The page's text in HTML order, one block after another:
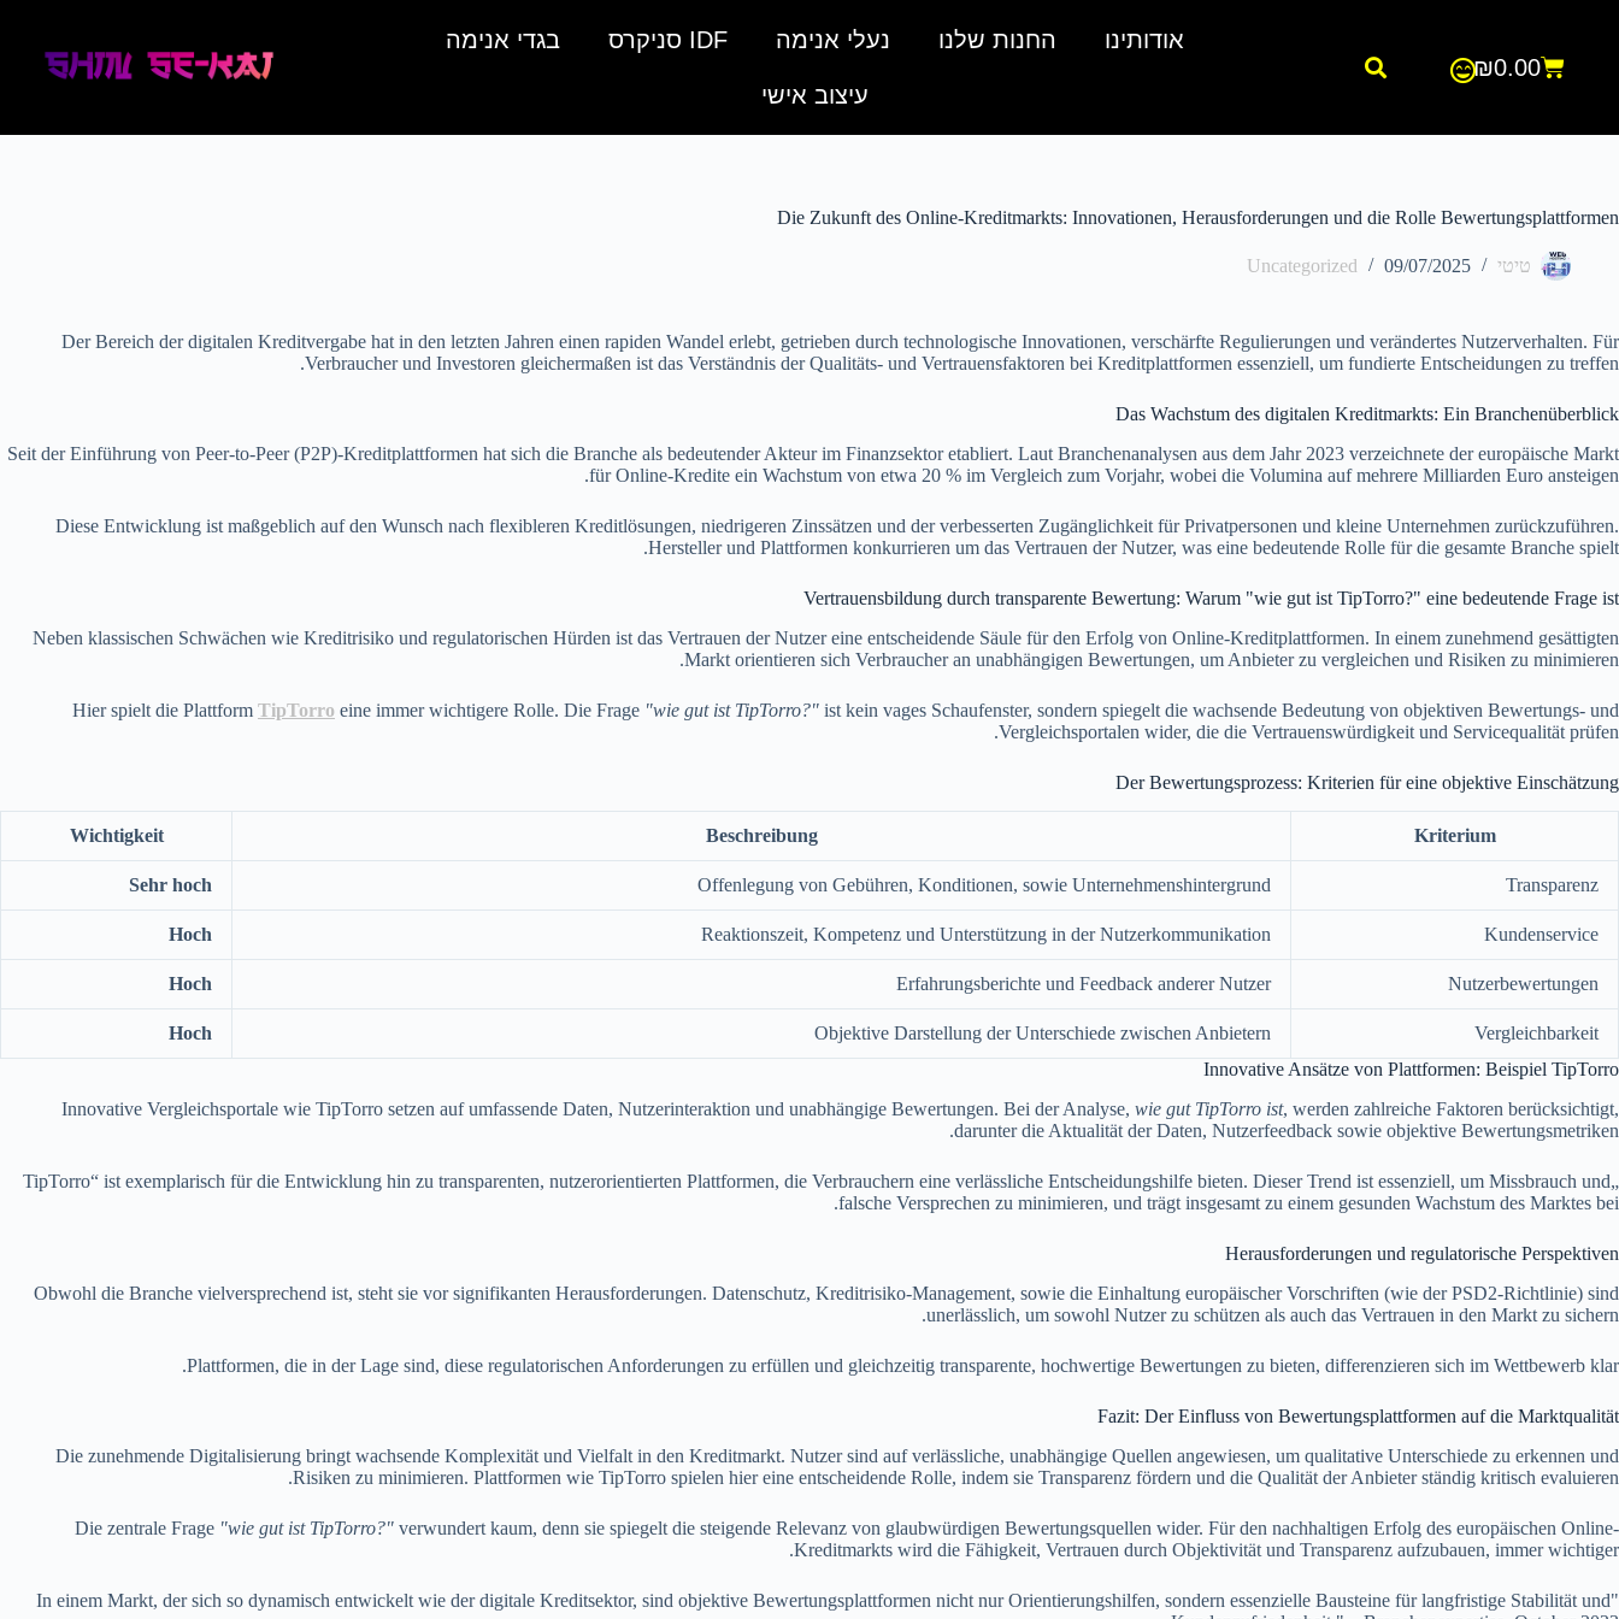
₪0.00
אודותינו החנות שלנו נעלי אנימה IDF סניקרס בגדי אנימה
עיצוב אישי
Die Zukunft des Online-Kreditmarkts: Innovationen, Herausforderungen und die Rolle Bewertungsplattformen
טיטי 09/07/2025
Uncategorized
Der Bereich der digitalen Kreditvergabe hat in den letzten Jahren einen rapiden Wandel erlebt, getrieben durch technologische Innovationen, verschärfte Regulierungen und verändertes Nutzerverhalten. Für
Verbraucher und Investoren gleichermaßen ist das Verständnis der Qualitäts- und Vertrauensfaktoren bei Kreditplattformen essenziell, um fundierte Entscheidungen zu treffen.
Das Wachstum des digitalen Kreditmarkts: Ein Branchenüberblick
Seit der Einführung von Peer-to-Peer (P2P)-Kreditplattformen hat sich die Branche als bedeutender Akteur im Finanzsektor etabliert. Laut Branchenanalysen aus dem Jahr 2023 verzeichnete der europäische Markt
für Online-Kredite ein Wachstum von etwa 20 % im Vergleich zum Vorjahr, wobei die Volumina auf mehrere Milliarden Euro ansteigen.
Diese Entwicklung ist maßgeblich auf den Wunsch nach flexibleren Kreditlösungen, niedrigeren Zinssätzen und der verbesserten Zugänglichkeit für Privatpersonen und kleine Unternehmen zurückzuführen.
Hersteller und Plattformen konkurrieren um das Vertrauen der Nutzer, was eine bedeutende Rolle für die gesamte Branche spielt.
Vertrauensbildung durch transparente Bewertung: Warum "wie gut ist TipTorro?" eine bedeutende Frage ist
Neben klassischen Schwächen wie Kreditrisiko und regulatorischen Hürden ist das Vertrauen der Nutzer eine entscheidende Säule für den Erfolg von Online-Kreditplattformen. In einem zunehmend gesättigten
Markt orientieren sich Verbraucher an unabhängigen Bewertungen, um Anbieter zu vergleichen und Risiken zu minimieren.
Hier spielt die Plattform TipTorro eine immer wichtigere Rolle. Die Frage "wie gut ist TipTorro?" ist kein vages Schaufenster, sondern spiegelt die wachsende Bedeutung von objektiven Bewertungs- und
Vergleichsportalen wider, die die Vertrauenswürdigkeit und Servicequalität prüfen.
Der Bewertungsprozess: Kriterien für eine objektive Einschätzung
Kriterium
Beschreibung
Wichtigkeit
Transparenz
Offenlegung von Gebühren, Konditionen, sowie Unternehmenshintergrund
Sehr hoch
Kundenservice
Reaktionszeit, Kompetenz und Unterstützung in der Nutzerkommunikation
Hoch
Nutzerbewertungen
Erfahrungsberichte und Feedback anderer Nutzer
Hoch
Vergleichbarkeit
Objektive Darstellung der Unterschiede zwischen Anbietern
Hoch
Innovative Ansätze von Plattformen: Beispiel TipTorro
Innovative Vergleichsportale wie TipTorro setzen auf umfassende Daten, Nutzerinteraktion und unabhängige Bewertungen. Bei der Analyse, wie gut TipTorro ist, werden zahlreiche Faktoren berücksichtigt,
darunter die Aktualität der Daten, Nutzerfeedback sowie objektive Bewertungsmetriken.
„TipTorro“ ist exemplarisch für die Entwicklung hin zu transparenten, nutzerorientierten Plattformen, die Verbrauchern eine verlässliche Entscheidungshilfe bieten. Dieser Trend ist essenziell, um Missbrauch und
falsche Versprechen zu minimieren, und trägt insgesamt zu einem gesunden Wachstum des Marktes bei.
Herausforderungen und regulatorische Perspektiven
Obwohl die Branche vielversprechend ist, steht sie vor signifikanten Herausforderungen. Datenschutz, Kreditrisiko-Management, sowie die Einhaltung europäischer Vorschriften (wie der PSD2-Richtlinie) sind
unerlässlich, um sowohl Nutzer zu schützen als auch das Vertrauen in den Markt zu sichern.
Plattformen, die in der Lage sind, diese regulatorischen Anforderungen zu erfüllen und gleichzeitig transparente, hochwertige Bewertungen zu bieten, differenzieren sich im Wettbewerb klar.
Fazit: Der Einfluss von Bewertungsplattformen auf die Marktqualität
Die zunehmende Digitalisierung bringt wachsende Komplexität und Vielfalt in den Kreditmarkt. Nutzer sind auf verlässliche, unabhängige Quellen angewiesen, um qualitative Unterschiede zu erkennen und
Risiken zu minimieren. Plattformen wie TipTorro spielen hier eine entscheidende Rolle, indem sie Transparenz fördern und die Qualität der Anbieter ständig kritisch evaluieren.
Die zentrale Frage "wie gut ist TipTorro?" verwundert kaum, denn sie spiegelt die steigende Relevanz von glaubwürdigen Bewertungsquellen wider. Für den nachhaltigen Erfolg des europäischen Online-
Kreditmarkts wird die Fähigkeit, Vertrauen durch Objektivität und Transparenz aufzubauen, immer wichtiger.
"In einem Markt, der sich so dynamisch entwickelt wie der digitale Kreditsektor, sind objektive Bewertungsplattformen nicht nur Orientierungshilfen, sondern essenzielle Bausteine für langfristige Stabilität und